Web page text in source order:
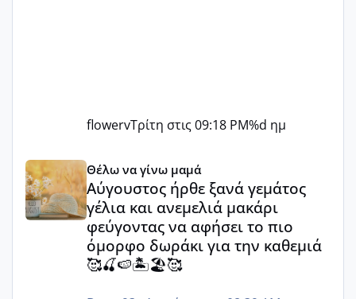
flowervΤρίτη στις 09:18 PM%d ημ
Αύγουστος ήρθε ξανά γεμάτος γέλια και ανεμελιά
Θέλω να γίνω μαμά
Αύγουστος ήρθε ξανά γεμάτος
γέλια και ανεμελιά μακάρι
φεύγοντας να αφήσει το πιο
όμορφο δωράκι για την καθεμιά
🥰🍒🍉🏝️🏖️🥰